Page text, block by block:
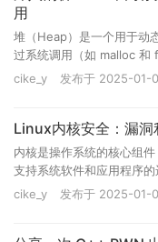
用
堆（Heap）是一个用于动
过系统调用（如 malloc 和
同，栈是用于自动变量的
cike_y 发布于 2025-01-
Linux内核安全：漏
内核是操作系统的核心组
支持系统软件和应用程序
与硬件交互，并通过抽象
cike_y 发布于 2025-01-